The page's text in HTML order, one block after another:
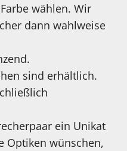
wählen. Wir
dann wahlweise
sind erhältlich.
ein Unikat
Optiken wünschen,